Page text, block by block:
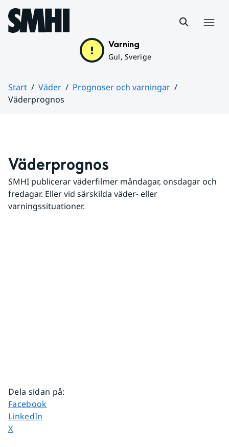
Hoppa till sidans innehåll
Varning
Gul, Sverige
Start Väder
Prognoser och varningar
Väderprognos
Väderprognos
SMHI publicerar väderfilmer måndagar, onsdagar och
fredagar. Eller vid särskilda väder- eller
varningssituationer.
Dela sidan på:
Dela sidan på
Facebook
Dela sidan på
LinkedIn
Dela sidan på
X